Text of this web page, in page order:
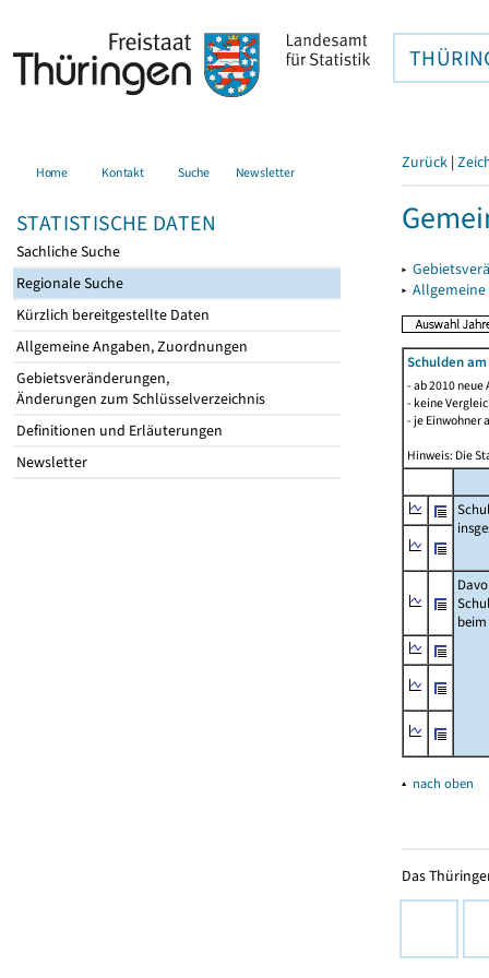
Home Kontakt Suche Newsletter
STATISTISCHE DATEN
Sachliche Suche
Regionale Suche
Kürzlich bereitgestellte Daten
Allgemeine Angaben, Zuordnungen
Gebietsveränderungen,
Änderungen zum Schlüsselverzeichnis
Definitionen und Erläuterungen
Newsletter
Zurück |
▸
▸
Schulden
- ab 2010
- keine
- je Einwohner
Hinweis: Die
beim
▴ nach oben
Das